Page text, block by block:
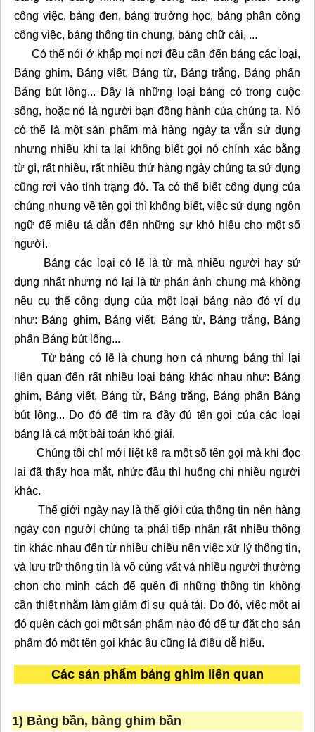
công việc, bảng đen, bảng trường học, bảng phân công
công việc, bảng thông tin chung, bảng chữ cái, ...
Có thể nói ở khắp mọi nơi đều cần đến bảng các loại,
Bảng ghim, Bảng viết, Bảng từ, Bảng trắng, Bảng phấn
Bảng bút lông... Đây là những loại bảng có trong cuộc
sống, hoặc nó là người bạn đồng hành của chúng ta. Nó
có thể là một sản phẩm mà hàng ngày ta vẫn sử dụng
nhưng nhiều khi ta lại không biết gọi nó chính xác bằng
từ gì, rất nhiều, rất nhiều thứ hàng ngày chúng ta sử dụng
cũng rơi vào tình trạng đó. Ta có thể biết công dụng của
chúng nhưng về tên gọi thì không biết, việc sử dụng ngôn
ngữ để miêu tả dẫn đến những sự khó hiểu cho một số
người.
Bảng các loại có lẽ là từ mà nhiều người hay sử
dụng nhất nhưng nó lại là từ phản ánh chung mà không
nêu cụ thể công dụng của một loại bảng nào đó ví dụ
như: Bảng ghim, Bảng viết, Bảng từ, Bảng trắng, Bảng
phấn Bảng bút lông...
Từ bảng có lẽ là chung hơn cả nhưng bảng thì lại
liên quan đến rất nhiều loại bảng khác nhau như: Bảng
ghim, Bảng viết, Bảng từ, Bảng trắng, Bảng phấn Bảng
bút lông... Do đó để tìm ra đầy đủ tên gọi của các loại
bảng là cả một bài toán khó giải.
Chúng tôi chỉ mới liệt kê ra một số tên gọi mà khi đọc
lại đã thấy hoa mắt, nhức đầu thì huống chi nhiều người
khác.
Thế giới ngày nay là thế giới của thông tin nên hàng
ngày con người chúng ta phải tiếp nhận rất nhiều thông
tin khác nhau đến từ nhiều chiều nên việc xử lý thông tin,
và lưu trữ thông tin là vô cùng vất vả nhiều người thường
chọn cho mình cách để quên đi những thông tin không
cần thiết nhằm làm giảm đi sự quá tải. Do đó, việc một ai
đó quên cách gọi một sản phẩm nào đó để tự đặt cho sản
phẩm đó một tên gọi khác âu cũng là điều dễ hiểu.
Các sản phẩm bảng ghim liên quan
1) Bảng bần, bảng ghim bần